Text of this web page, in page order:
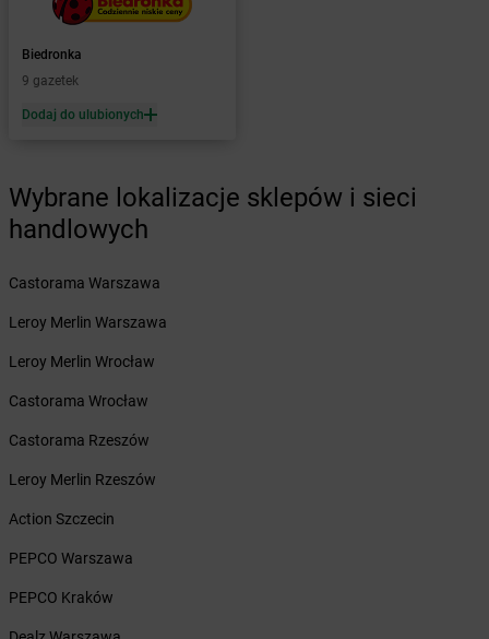
Żabka Bażanowice
Żabka Będzin
Żabka Bełchatów
Żabka Bełsznica
Żabka Bestwinka
Żabka Bezrzecze
Żabka
Biała
Żabka Biała Piska
Żabka
Biała Podlaska
Żabka Białe Błota
Żabka
Białka
Żabka Białobrzegi
Żabka Białogard
Żabka Białośliwie
Żabka Białowieża
Biedronka
9 gazetek
Dodaj do ulubionych
Wybrane lokalizacje sklepów i sieci
handlowych
Castorama Warszawa
Leroy Merlin Warszawa
Leroy Merlin Wrocław
Castorama Wrocław
Castorama Rzeszów
Leroy Merlin Rzeszów
Action Szczecin
PEPCO Warszawa
PEPCO Kraków